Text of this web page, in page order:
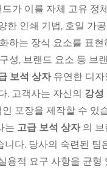
가 이를 자체 고유
한 인쇄 기법, 호일 가
하는 장식 요소를 표
성, 브랜드 요소 등 브
보석 상자 유연한 디자
. 고객사는 자신의 강성
포장을 제작할 수 있
는 고급 보석 상자 의
다. 당사의 숙련된
용적 요구 사항을 균형